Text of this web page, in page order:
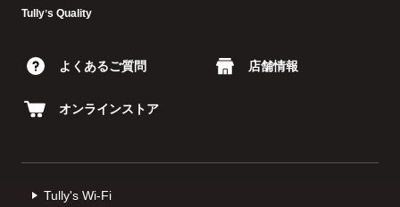
Tullyʼs Quality
よくあるご質問 店舗情報
オンラインストア
Tully's Wi-Fi